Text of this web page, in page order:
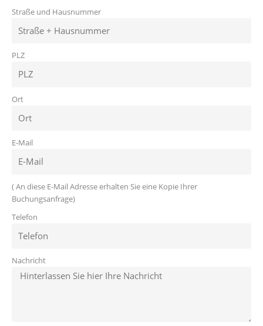
Straße und Hausnummer
PLZ
Ort
E-Mail
( An diese E-Mail Adresse erhalten Sie eine Kopie Ihrer
Buchungsanfrage)
Telefon
Nachricht